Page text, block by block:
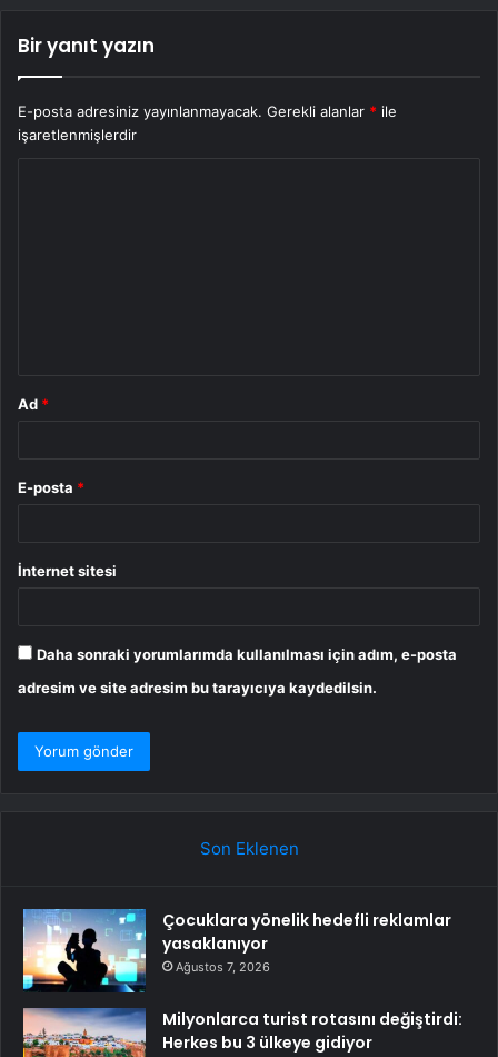
Bir yanıt yazın
E-posta adresiniz yayınlanmayacak. Gerekli alanlar * ile
işaretlenmişlerdir
Ad *
E-posta *
İnternet sitesi
Daha sonraki yorumlarımda kullanılması için adım, e-posta
adresim ve site adresim bu tarayıcıya kaydedilsin.
Son Eklenen
Çocuklara yönelik hedefli reklamlar
yasaklanıyor
Ağustos 7, 2026
Milyonlarca turist rotasını değiştirdi:
Herkes bu 3 ülkeye gidiyor